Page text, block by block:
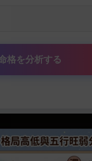
格を分析する